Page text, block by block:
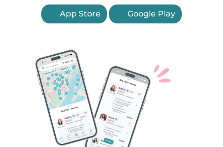
App Store Google Play